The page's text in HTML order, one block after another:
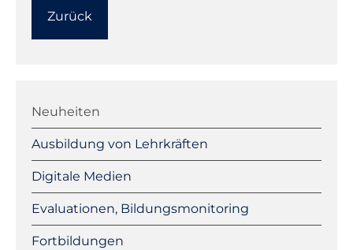
Zurück
überspringen
Neuheiten
Ausbildung von Lehrkräften
Digitale Medien
Evaluationen, Bildungsmonitoring
Fortbildungen